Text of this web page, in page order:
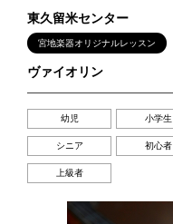
東久留米センター
宮地楽器オリジナルレッスン
ヴァイオリン
幼児 小学生
シニア 初心者
上級者